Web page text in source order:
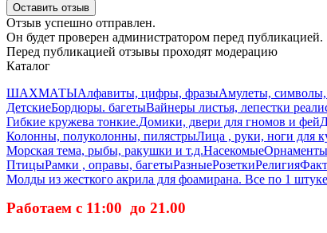
Оставить отзыв
Отзыв успешно отправлен.
Он будет проверен администратором перед публикацией.
Перед публикацией отзывы проходят модерацию
Каталог
ШАХМАТЫАлфавиты, цифры, фразыАмулеты, символы,
ДетскиеБордюры. багетыВайнеры листья, лепестки
Гибкие кружева тонкие.Домики, двери для гномов и фей
Колонны, полуколонны, пилястрыЛица , руки, ноги для
Морская тема, рыбы, ракушки и т.д.Насекомые
ПтицыРамки , оправы, багетыРазныеРозеткиРелигия
Молды из жесткого акрила для фоамирана. Все по 1
Работаем с 11:00 до 21.00